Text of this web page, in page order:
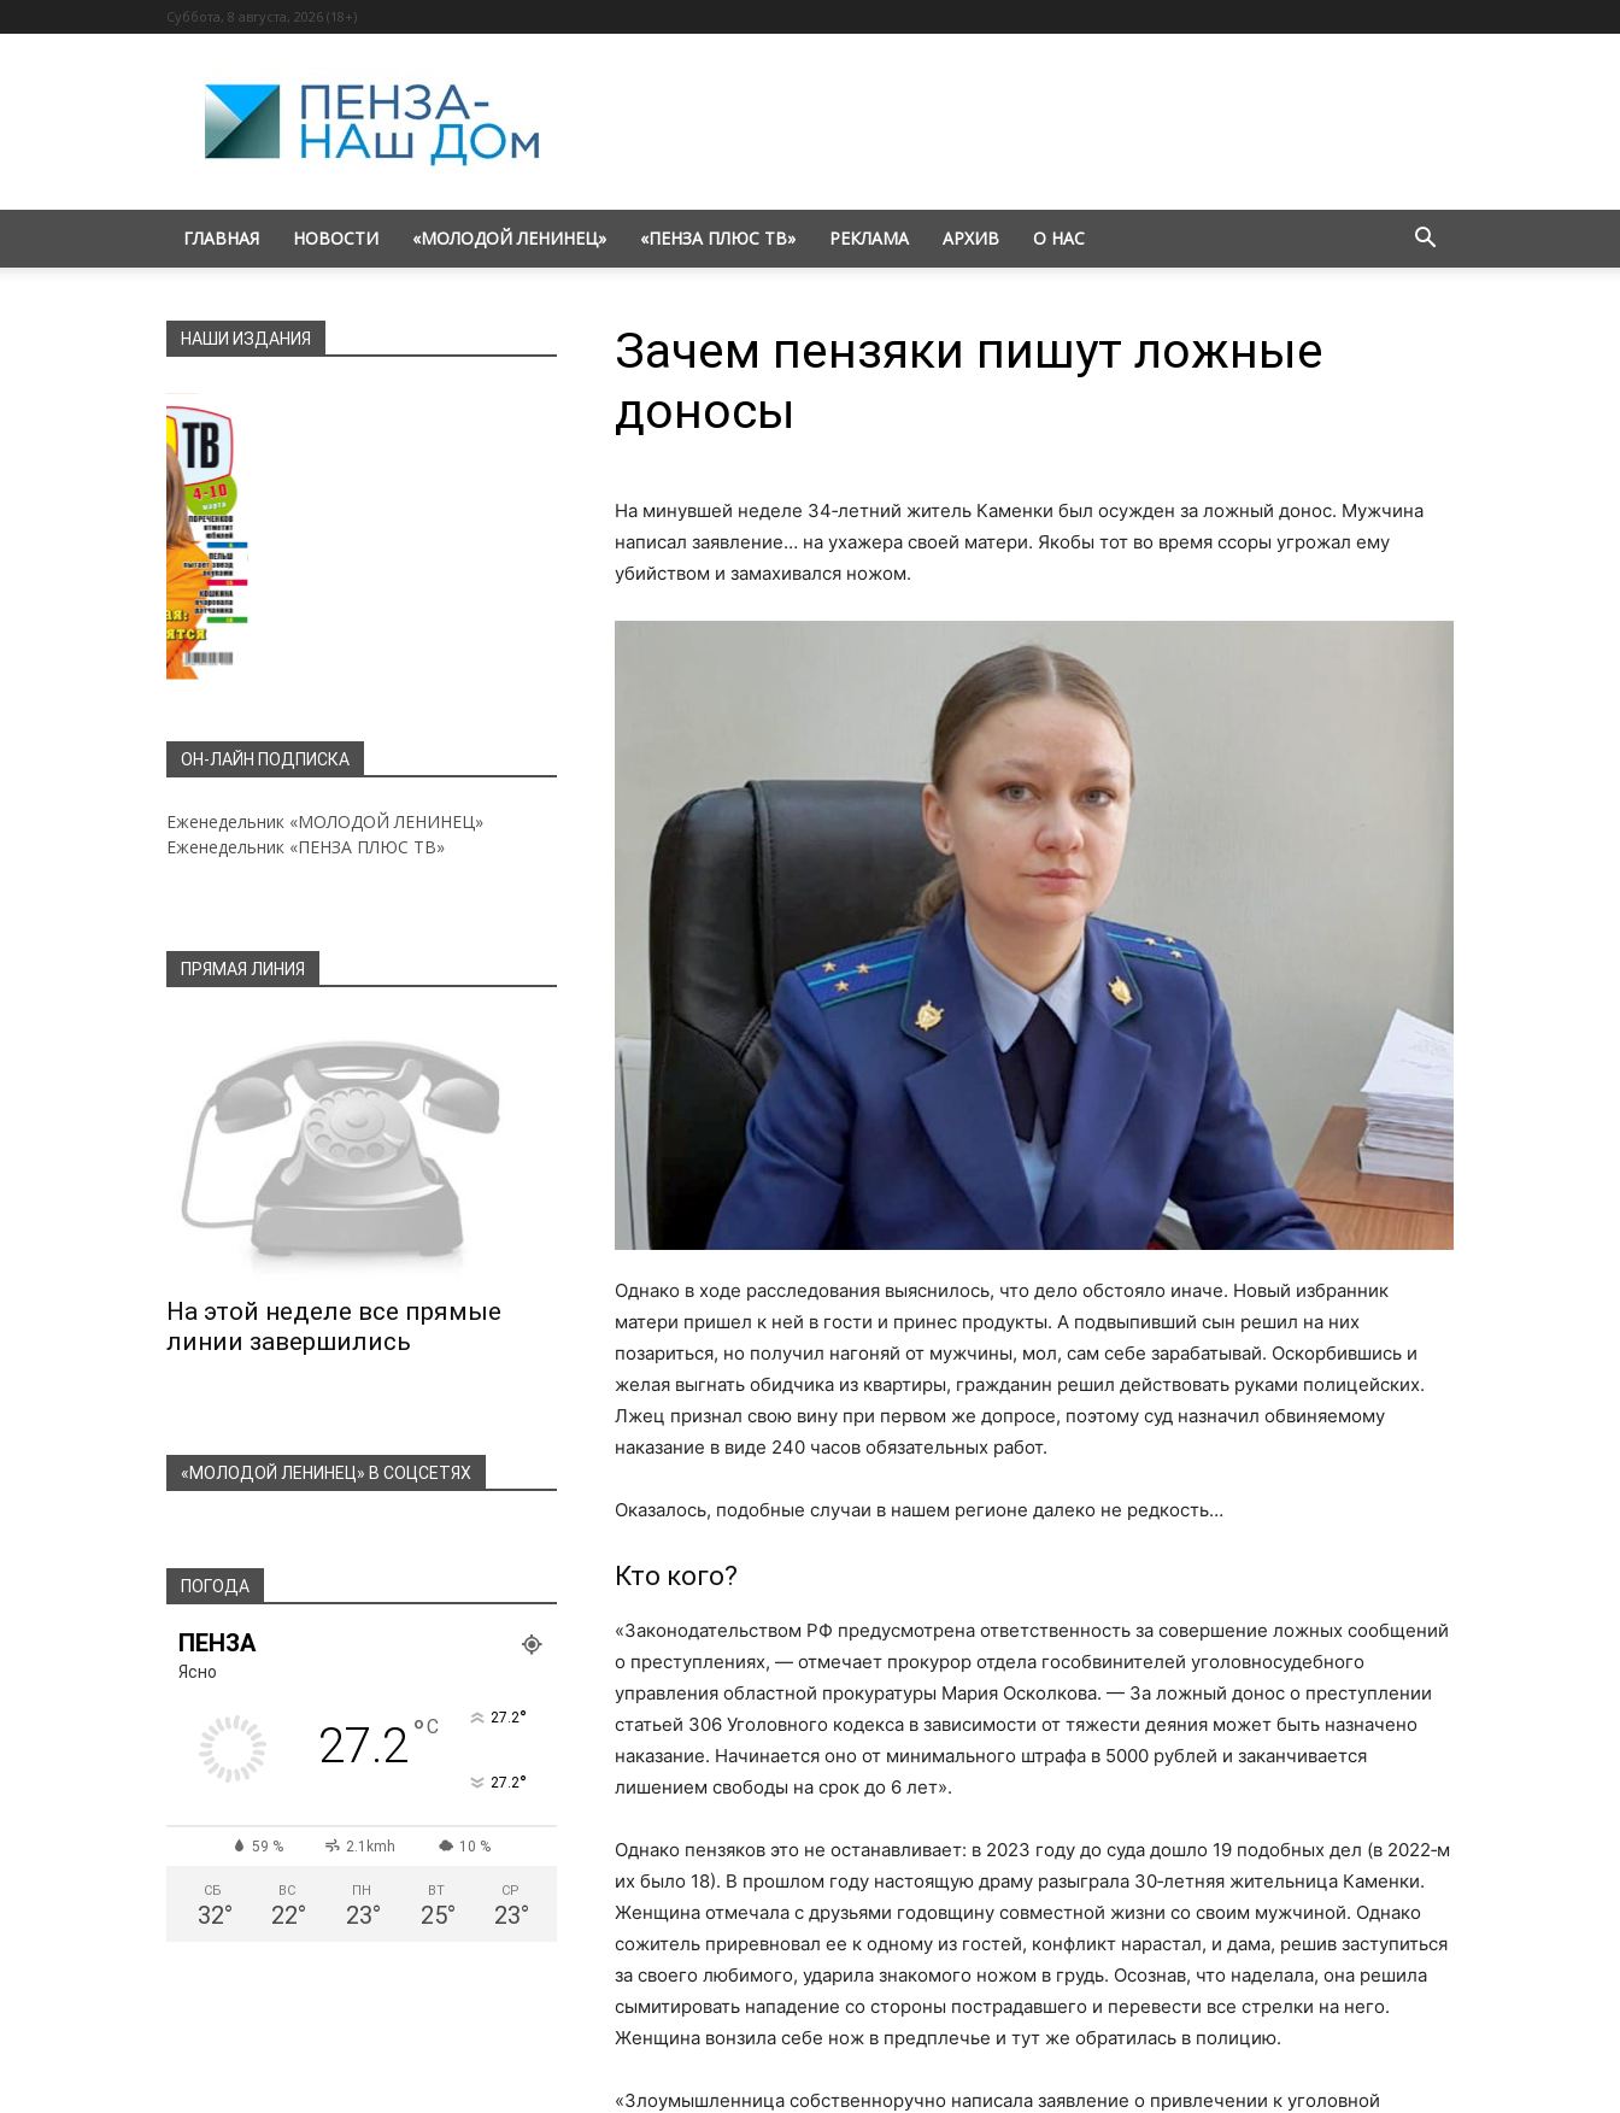
Суббота, 8 августа, 2026 (18+)
«Пенза
—
наш
дом»
ГЛАВНАЯ НОВОСТИ «МОЛОДОЙ ЛЕНИНЕЦ» «ПЕНЗА ПЛЮС ТВ» РЕКЛАМА АРХИВ О НАС
Зачем пензяки пишут ложные
доносы
На минувшей неделе 34‑летний житель Каменки был осужден за ложный донос. Мужчина
написал заявление… на ухажера своей матери. Якобы тот во время ссоры угрожал ему
убийством и замахивался ножом.
Однако в ходе расследования выяснилось, что дело обстояло иначе. Новый избранник
матери пришел к ней в гости и принес продукты. А подвыпивший сын решил на них
позариться, но получил нагоняй от мужчины, мол, сам себе зарабатывай. Оскорбившись и
желая выгнать обидчика из квартиры, гражданин решил действовать руками полицейских.
Лжец признал свою вину при первом же допросе, поэтому суд назначил обвиняемому
наказание в виде 240 часов обязательных работ.
Оказалось, подобные случаи в нашем регионе далеко не редкость…
Кто кого?
«Законодательством РФ предусмотрена ответственность за совершение ложных сообщений
о преступлениях, — отмечает прокурор отдела гособвинителей уголовно­судебного
управления областной прокуратуры Мария Осколкова. — За ложный донос о преступлении
статьей 306 Уголовного кодекса в зависимости от тяжести деяния может быть назначено
наказание. Начинается оно от минимального штрафа в 5000 рублей и заканчивается
лишением свободы на срок до 6 лет».
Однако пензяков это не останавливает: в 2023 году до суда дошло 19 подобных дел (в 2022‑м
их было 18). В прошлом году настоящую драму разыграла 30‑летняя жительница Каменки.
Женщина отмечала с друзьями годовщину совместной жизни со своим мужчиной. Однако
сожитель приревновал ее к одному из гостей, конфликт нарастал, и дама, решив заступиться
за своего любимого, ударила знакомого ножом в грудь. Осознав, что наделала, она решила
сымитировать нападение со стороны пострадавшего и перевести все стрелки на него.
Женщина вонзила себе нож в предплечье и тут же обратилась в полицию.
«Злоумышленница собственноручно написала заявление о привлечении к уголовной
НАШИ ИЗДАНИЯ
ОН-ЛАЙН ПОДПИСКА
Еженедельник «МОЛОДОЙ ЛЕНИНЕЦ»
Еженедельник «ПЕНЗА ПЛЮС ТВ»
ПРЯМАЯ ЛИНИЯ
На этой неделе все прямые
линии завершились
«МОЛОДОЙ ЛЕНИНЕЦ» В СОЦСЕТЯХ
ПОГОДА
ПЕНЗА
Ясно
27.2°C 27.2°
27.2°
59 % 2.1kmh 10 %
СБ
32°
ВС
22°
ПН
23°
ВТ
25°
СР
23°